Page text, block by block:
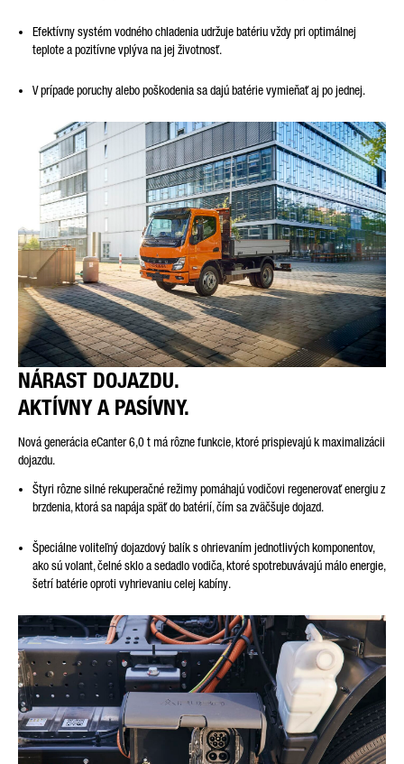
Efektívny systém vodného chladenia udržuje batériu vždy pri optimálnej
teplote a pozitívne vplýva na jej životnosť.
V prípade poruchy alebo poškodenia sa dajú batérie vymieňať aj po jednej.
NÁRAST DOJAZDU.
AKTÍVNY A PASÍVNY.
Nová generácia eCanter 6,0 t má rôzne funkcie, ktoré prispievajú k maximalizácii
dojazdu.
Štyri rôzne silné rekuperačné režimy pomáhajú vodičovi regenerovať energiu z
brzdenia, ktorá sa napája späť do batérií, čím sa zväčšuje dojazd.
Špeciálne voliteľný dojazdový balík s ohrievaním jednotlivých komponentov,
ako sú volant, čelné sklo a sedadlo vodiča, ktoré spotrebuvávajú málo energie,
šetrí batérie oproti vyhrievaniu celej kabíny.